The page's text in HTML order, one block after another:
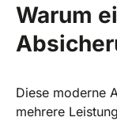
Warum
Diese moderne
mehrere